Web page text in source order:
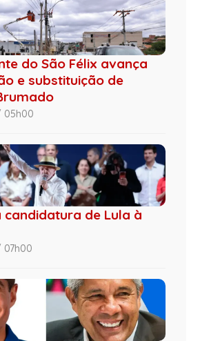
do São Félix avança
e substituição de
05h00
candidatura de Lula à
07h00